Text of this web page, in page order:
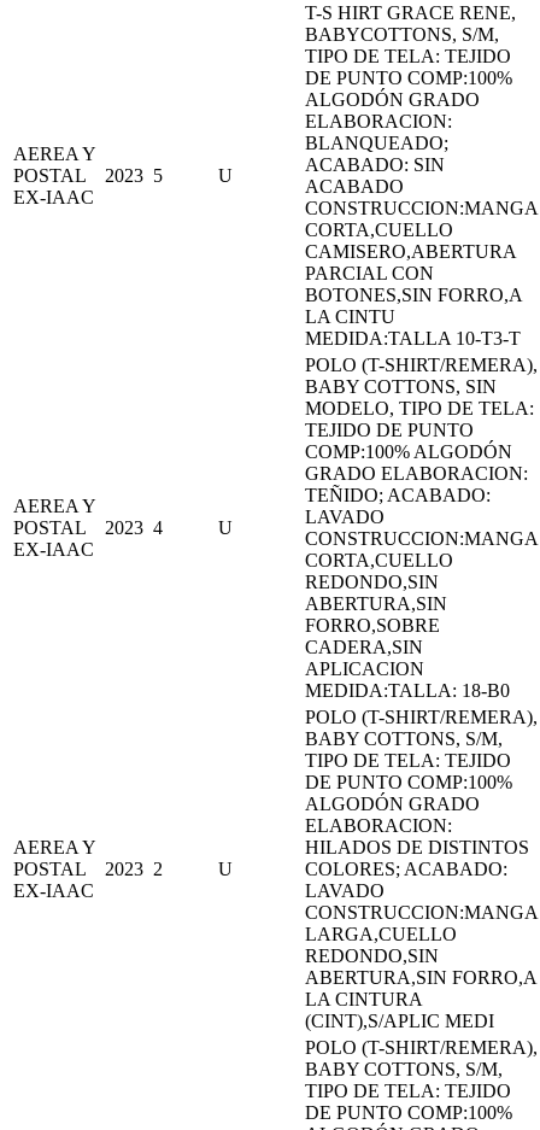
AEREA Y
POSTAL
EX-IAAC
2023 5 U
T-S HIRT GRACE RENE,
BABYCOTTONS, S/M,
TIPO DE TELA: TEJIDO
DE PUNTO COMP:100%
ALGODÓN GRADO
ELABORACION:
BLANQUEADO;
ACABADO: SIN
ACABADO
CONSTRUCCION:MANGA
CORTA,CUELLO
CAMISERO,ABERTURA
PARCIAL CON
BOTONES,SIN FORRO,A
LA CINTU
MEDIDA:TALLA 10-T3-T
AEREA Y
POSTAL
EX-IAAC
2023 4 U
POLO (T-SHIRT/REMERA),
BABY COTTONS, SIN
MODELO, TIPO DE TELA:
TEJIDO DE PUNTO
COMP:100% ALGODÓN
GRADO ELABORACION:
TEÑIDO; ACABADO:
LAVADO
CONSTRUCCION:MANGA
CORTA,CUELLO
REDONDO,SIN
ABERTURA,SIN
FORRO,SOBRE
CADERA,SIN
APLICACION
MEDIDA:TALLA: 18-B0
AEREA Y
POSTAL
EX-IAAC
2023 2 U
POLO (T-SHIRT/REMERA),
BABY COTTONS, S/M,
TIPO DE TELA: TEJIDO
DE PUNTO COMP:100%
ALGODÓN GRADO
ELABORACION:
HILADOS DE DISTINTOS
COLORES; ACABADO:
LAVADO
CONSTRUCCION:MANGA
LARGA,CUELLO
REDONDO,SIN
ABERTURA,SIN FORRO,A
LA CINTURA
(CINT),S/APLIC MEDI
POLO (T-SHIRT/REMERA),
BABY COTTONS, S/M,
TIPO DE TELA: TEJIDO
DE PUNTO COMP:100%